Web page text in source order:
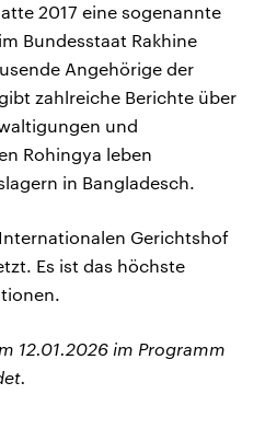
2017 eine sogenannte
Bundesstaat Rakhine
Angehörige der
zahlreiche Berichte über
und
Rohingya leben
in Bangladesch.
Gerichtshof
Es ist das höchste
12.01.2026 im Programm